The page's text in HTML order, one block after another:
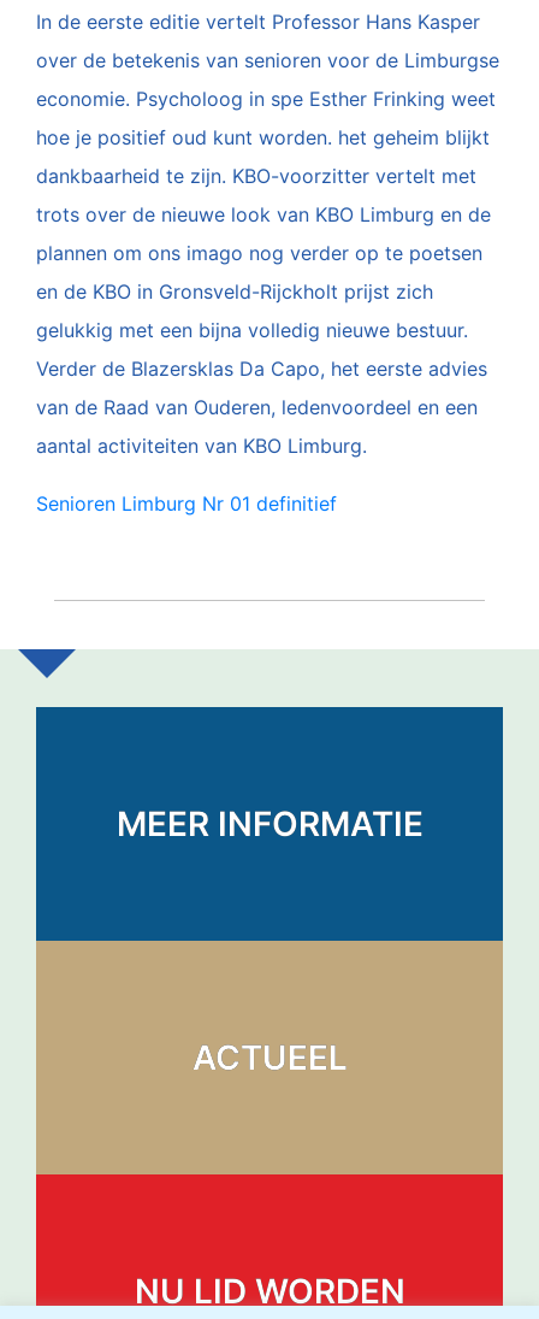
In de eerste editie vertelt Professor Hans Kasper
over de betekenis van senioren voor de Limburgse
economie. Psycholoog in spe Esther Frinking weet
hoe je positief oud kunt worden. het geheim blijkt
dankbaarheid te zijn. KBO-voorzitter vertelt met
trots over de nieuwe look van KBO Limburg en de
plannen om ons imago nog verder op te poetsen
en de KBO in Gronsveld-Rijckholt prijst zich
gelukkig met een bijna volledig nieuwe bestuur.
Verder de Blazersklas Da Capo, het eerste advies
van de Raad van Ouderen, ledenvoordeel en een
aantal activiteiten van KBO Limburg.
Senioren Limburg Nr 01 definitief
MEER INFORMATIE
ACTUEEL
NU LID WORDEN